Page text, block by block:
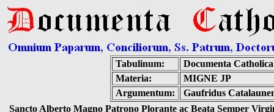
Tabulinum:
Documenta
Materia:
MIGNE JP
Argumentum:
Gaufridus
Sancto Alberto Magno Patrono Plorante ac Beata Semper